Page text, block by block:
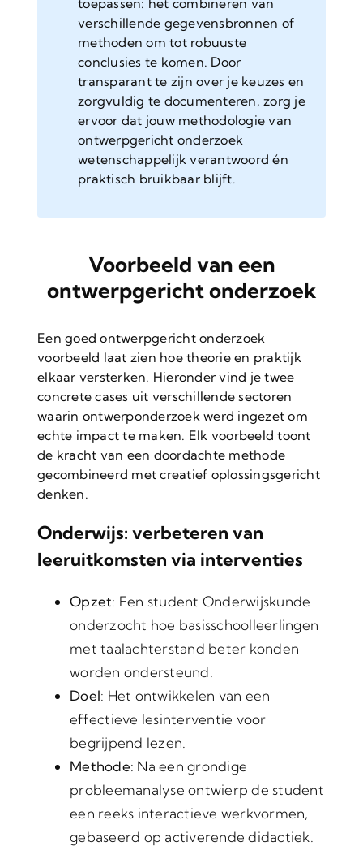
toepassen: het combineren van
verschillende gegevensbronnen of
methoden om tot robuuste
conclusies te komen. Door
transparant te zijn over je keuzes en
zorgvuldig te documenteren, zorg je
ervoor dat jouw methodologie van
ontwerpgericht onderzoek
wetenschappelijk verantwoord én
praktisch bruikbaar blijft.
Voorbeeld van een
ontwerpgericht onderzoek
Een goed ontwerpgericht onderzoek
voorbeeld laat zien hoe theorie en praktijk
elkaar versterken. Hieronder vind je twee
concrete cases uit verschillende sectoren
waarin ontwerponderzoek werd ingezet om
echte impact te maken. Elk voorbeeld toont
de kracht van een doordachte methode
gecombineerd met creatief oplossingsgericht
denken.
Onderwijs: verbeteren van
leeruitkomsten via interventies
Opzet: Een student Onderwijskunde
onderzocht hoe basisschoolleerlingen
met taalachterstand beter konden
worden ondersteund.
Doel: Het ontwikkelen van een
effectieve lesinterventie voor
begrijpend lezen.
Methode: Na een grondige
probleemanalyse ontwierp de student
een reeks interactieve werkvormen,
gebaseerd op activerende didactiek.